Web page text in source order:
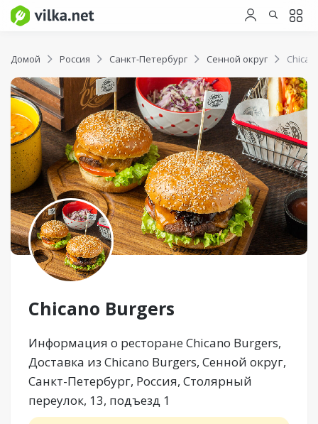
Домой Россия Санкт-Петербург Сенной округ
Chicano Burgers
Информация о ресторане Chicano Burgers,
Доставка из Chicano Burgers, Сенной округ,
Санкт-Петербург, Россия, Столярный
переулок, 13, подъезд 1